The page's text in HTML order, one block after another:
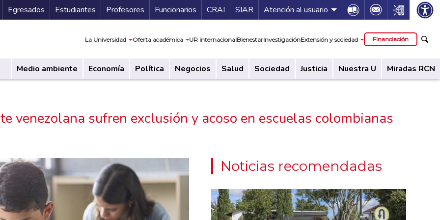
Secundario
Egresados Estudiantes Profesores Funcionarios Guía de servicios
CRAI SIAR Atención al usuario Icon Icon Icon
La Universidad Oferta académica UR internacionalBienestarInvestigaciónExtensión y sociedad Financiación
Medio ambiente Economía Política Negocios Salud Sociedad Justicia Nuestra U Miradas RCN
venezolana sufren exclusión y acoso en escuelas colombianas
Noticias recomendadas